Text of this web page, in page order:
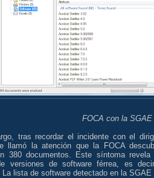
FOCA con la SGAE
tras recordar el incidente con el
llamó la atención que la FOCA
380 documentos. Este síntoma
versiones de software férrea, es
La lista de software detectado en la